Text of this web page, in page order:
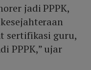
jadi PPPK,
sertifikasi guru,
PPPK,” ujar